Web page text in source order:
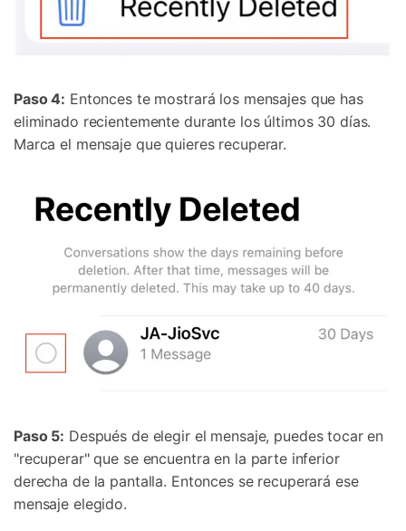
Paso 4: Entonces te mostrará los mensajes que has
eliminado recientemente durante los últimos 30 días.
Marca el mensaje que quieres recuperar.
Paso 5: Después de elegir el mensaje, puedes tocar en
"recuperar" que se encuentra en la parte inferior
derecha de la pantalla. Entonces se recuperará ese
mensaje elegido.